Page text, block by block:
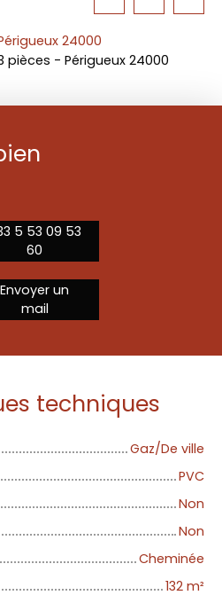
24000
- Périgueux 24000
5 53 09 53
60
Envoyer un
mail
techniques
Gaz/De ville
PVC
Non
Non
Cheminée
132 m²